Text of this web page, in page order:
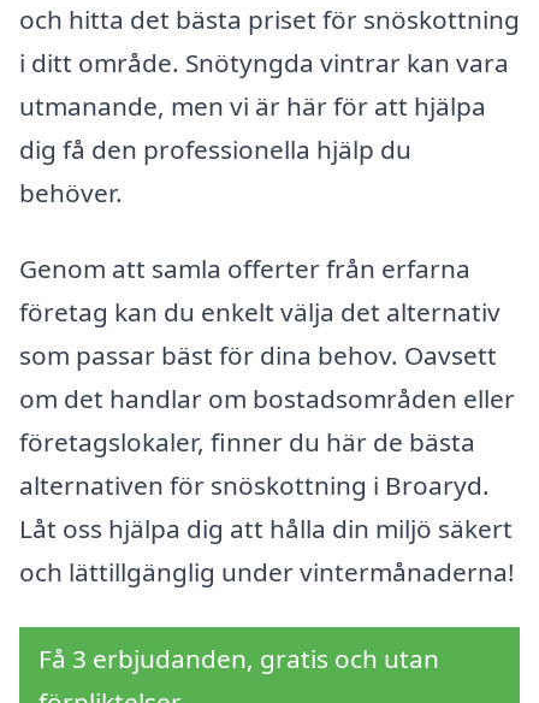
och hitta det bästa priset för snöskottning
i ditt område. Snötyngda vintrar kan vara
utmanande, men vi är här för att hjälpa
dig få den professionella hjälp du
behöver.
Genom att samla offerter från erfarna
företag kan du enkelt välja det alternativ
som passar bäst för dina behov. Oavsett
om det handlar om bostadsområden eller
företagslokaler, finner du här de bästa
alternativen för snöskottning i Broaryd.
Låt oss hjälpa dig att hålla din miljö säkert
och lättillgänglig under vintermånaderna!
Få 3 erbjudanden, gratis och utan